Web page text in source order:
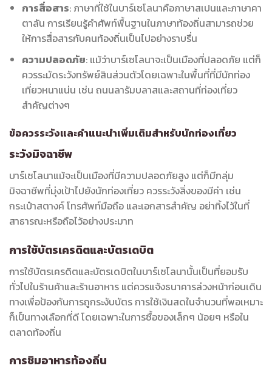
การสื่อสาร: ภาษาที่ใช้ในบาร์เซโลนาคือภาษาสเปนและภาษาคา
ตาลัน การเรียนรู้คำศัพท์พื้นฐานในภาษาท้องถิ่นสามารถช่วย
ให้การสื่อสารกับคนท้องถิ่นเป็นไปอย่างราบรื่น
ความปลอดภัย: แม้ว่าบาร์เซโลนาจะเป็นเมืองที่ปลอดภัย แต่ก็
ควรระมัดระวังทรัพย์สินส่วนตัวโดยเฉพาะในพื้นที่ที่มีนักท่อง
เที่ยวหนาแน่น เช่น ถนนลารัมบลาสและสถานที่ท่องเที่ยว
สำคัญต่างๆ
ข้อควรระวังและคำแนะนำเพิ่มเติมสำหรับนักท่องเที่ยว
ระวังมิจฉาชีพ
บาร์เซโลนาแม้จะเป็นเมืองที่มีความปลอดภัยสูง แต่ก็มีกลุ่ม
มิจฉาชีพที่มุ่งเป้าไปยังนักท่องเที่ยว ควรระวังสิ่งของมีค่า เช่น
กระเป๋าสตางค์ โทรศัพท์มือถือ และเอกสารสำคัญ อย่าทิ้งไว้ในที่
สาธารณะหรือถือไว้อย่างประมาท
การใช้บัตรเครดิตและบัตรเดบิต
การใช้บัตรเครดิตและบัตรเดบิตในบาร์เซโลนานั้นเป็นที่ยอมรับ
ทั่วไปในร้านค้าและร้านอาหาร แต่ควรแจ้งธนาคารล่วงหน้าก่อนเดิน
ทางเพื่อป้องกันการถูกระงับบัตร การใช้เงินสดในจำนวนที่พอเหมาะ
ก็เป็นทางเลือกที่ดี โดยเฉพาะในการซื้อของเล็กๆ น้อยๆ หรือใน
ตลาดท้องถิ่น
การชิมอาหารท้องถิ่น